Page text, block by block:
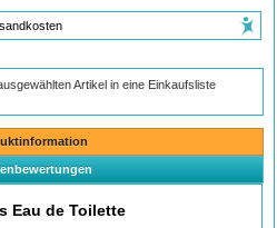
Artikel in eine Einkaufsliste
Eau de Toilette